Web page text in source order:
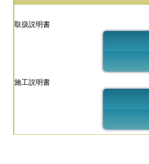
取扱説明書
施工説明書